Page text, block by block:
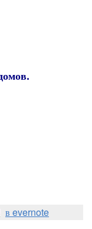
в evernote